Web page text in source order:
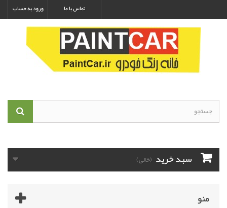
ورود به حساب تماس با ما
سبد خرید (خالی)
منو